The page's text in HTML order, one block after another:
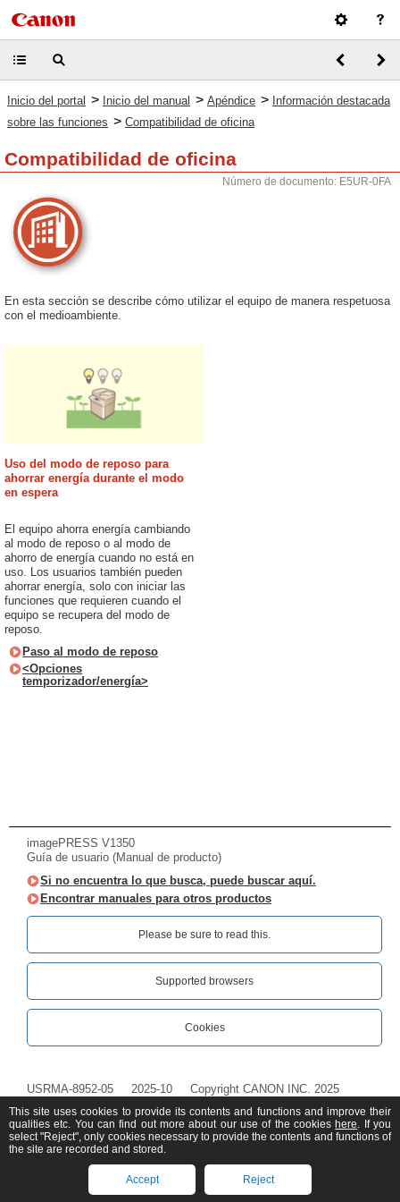
Inicio del portal > Inicio del manual > Apéndice > Información destacada
sobre las funciones > Compatibilidad de oficina
Compatibilidad de oficina
Número de documento: E5UR-0FA
En esta sección se describe cómo utilizar el equipo de manera respetuosa
con el medioambiente.
Uso del modo de reposo para
ahorrar energía durante el modo
en espera
El equipo ahorra energía cambiando
al modo de reposo o al modo de
ahorro de energía cuando no está en
uso. Los usuarios también pueden
ahorrar energía, solo con iniciar las
funciones que requieren cuando el
equipo se recupera del modo de
reposo.
Paso al modo de reposo
<Opciones
temporizador/energía>
imagePRESS V1350
Guía de usuario (Manual de producto)
Si no encuentra lo que busca, puede buscar aquí.
Encontrar manuales para otros productos
Please be sure to read this.‎
Supported browsers
Cookies
USRMA-8952-05 2025-10 Copyright CANON INC. 2025
This site uses cookies to provide its contents and functions and improve their
qualities etc. You can find out more about our use of the cookies here. If you
select "Reject", only cookies necessary to provide the contents and functions of
the site are recorded and stored.
Accept Reject